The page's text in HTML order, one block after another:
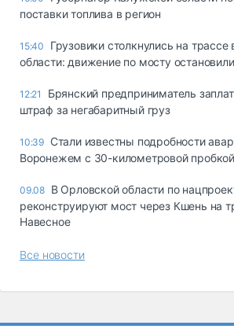
поставки топлива в регион
15:40
Грузовики столкнулись на
области: движение по мосту
12:21
Брянский предприниматель
штраф за негабаритный груз
10:39 Стали известны подробности
Воронежем с 30-километровой пробкой
09.08 В Орловской области по
реконструируют мост через Кшень на
Навесное
Все новости